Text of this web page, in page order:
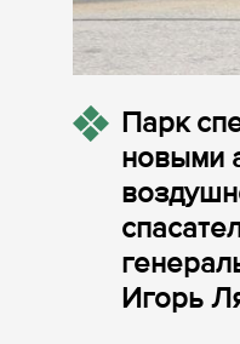
Парк
новыми
Игорь